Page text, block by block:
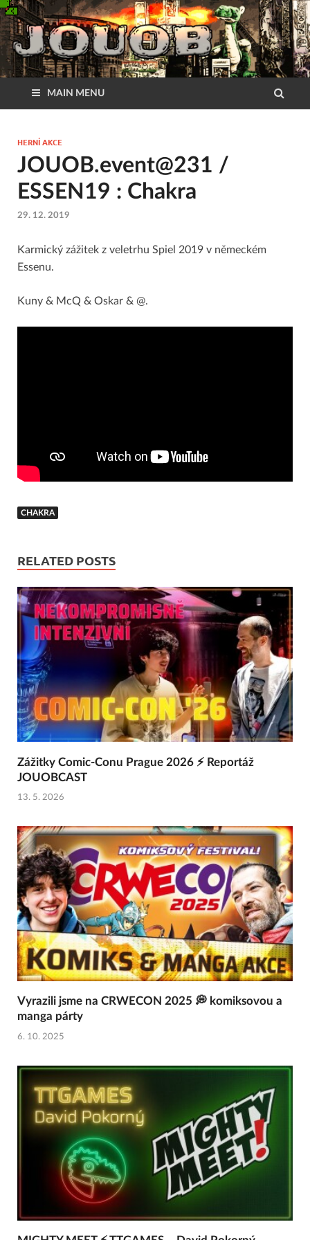
MAIN MENU
HERNÍ AKCE
JOUOB.event@231 /
ESSEN19 : Chakra
29. 12. 2019
Karmický zážitek z veletrhu Spiel 2019 v německém
Essenu.
Kuny & McQ & Oskar & @.
CHAKRA
RELATED POSTS
Zážitky Comic-Conu Prague 2026 ⚡ Reportáž
JOUOBCAST
13. 5. 2026
Vyrazili jsme na CRWECON 2025 💭 komiksovou a
manga párty
6. 10. 2025